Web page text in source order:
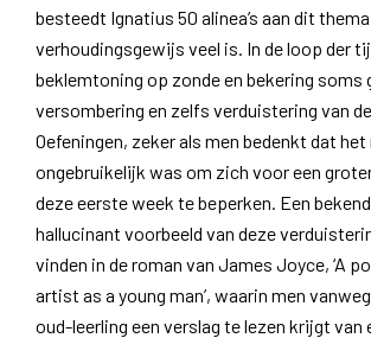
besteedt Ignatius 50 alinea’s aan dit
verhoudingsgewijs veel is. In de loop der
beklemtoning op zonde en bekering soms
versombering en zelfs verduistering van
Oefeningen, zeker als men bedenkt dat het
ongebruikelijk was om zich voor een
deze eerste week te beperken. Een
hallucinant voorbeeld van deze
vinden in de roman van James Joyce, ‘A
artist as a young man’, waarin men
oud-leerling een verslag te lezen krijgt van